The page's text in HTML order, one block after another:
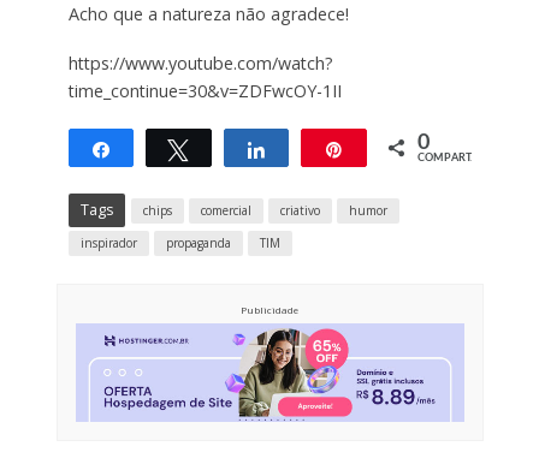
Acho que a natureza não agradece!
https://www.youtube.com/watch?
time_continue=30&v=ZDFwcOY-1II
CompartilharTwittar Compartilhar 0
COMPART.
Tags chips comercial criativo
humor
inspirador
propaganda TIM
Publicidade